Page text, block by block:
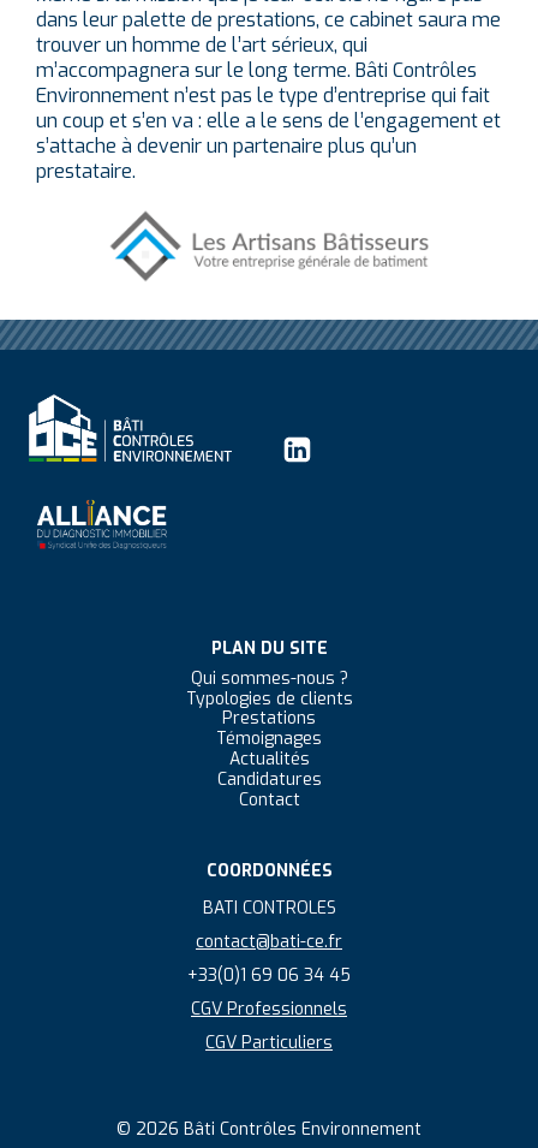
dans leur palette de prestations, ce cabinet saura me
trouver un homme de l’art sérieux, qui
m’accompagnera sur le long terme. Bâti Contrôles
Environnement n’est pas le type d’entreprise qui fait
un coup et s’en va : elle a le sens de l’engagement et
s’attache à devenir un partenaire plus qu’un
prestataire.
PLAN DU SITE
Qui sommes-nous ?
Typologies de clients
Prestations
Témoignages
Actualités
Candidatures
Contact
COORDONNÉES
BATI CONTROLES
contact@bati-ce.fr
+33(0)1 69 06 34 45
CGV Professionnels
CGV Particuliers
© 2026 Bâti Contrôles Environnement